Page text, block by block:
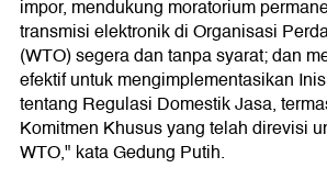
impor, mendukung moratorium
transmisi elektronik di Organisasi
(WTO) segera dan tanpa syarat; dan
efektif untuk mengimplementasikan
tentang Regulasi Domestik Jasa,
Komitmen Khusus yang telah direvisi
WTO," kata Gedung Putih.